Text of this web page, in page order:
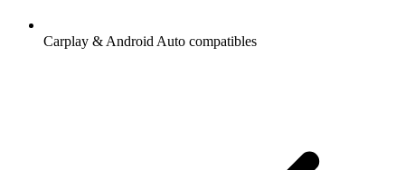
Carplay & Android Auto compatibles